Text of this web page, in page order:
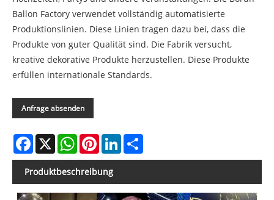
Ballon Factory verwendet vollständig automatisierte
Produktionslinien. Diese Linien tragen dazu bei, dass die
Produkte von guter Qualität sind. Die Fabrik versucht,
kreative dekorative Produkte herzustellen. Diese Produkte
erfüllen internationale Standards.
Anfrage absenden
Facebook
X WhatsAppPinterestLinkedIn
Produktbeschreibung